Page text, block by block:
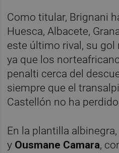
Como titular, Brignani
Huesca, Albacete,
este último rival, su gol
ya que los
penalti cerca del
siempre que el
Castellón no ha
En la plantilla
y Ousmane Camara,